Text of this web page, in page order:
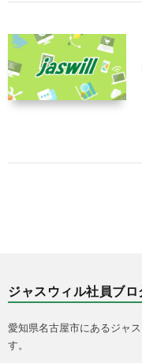
ジャスウィル社員ブロ
愛知県名古屋市にあるジャ
す。